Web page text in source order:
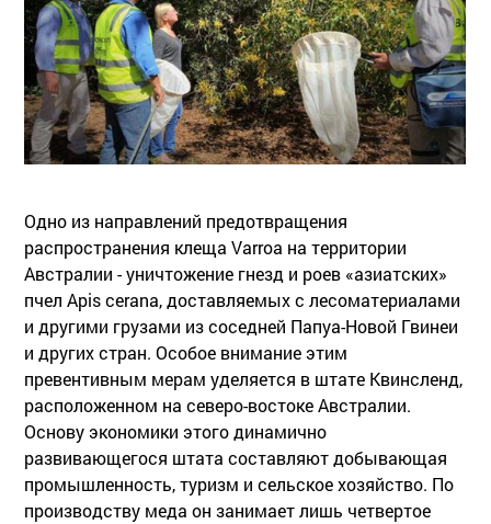
Одно из направлений предотвращения
распространения клеща Varroa на территории
Австралии - уничтожение гнезд и роев «азиатских»
пчел Аpis cerana, доставляемых с лесоматериалами
и другими грузами из соседней Папуа-Новой Гвинеи
и других стран. Особое внимание этим
превентивным мерам уделяется в штате Квинсленд,
расположенном на северо-востоке Австралии.
Основу экономики этого динамично
развивающегося штата составляют добывающая
промышленность, туризм и сельское хозяйство. По
производству меда он занимает лишь четвертое